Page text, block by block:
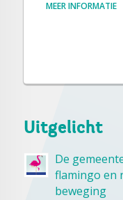
MEER INFORMATIE
Uitgelicht
De
flamingo en
beweging